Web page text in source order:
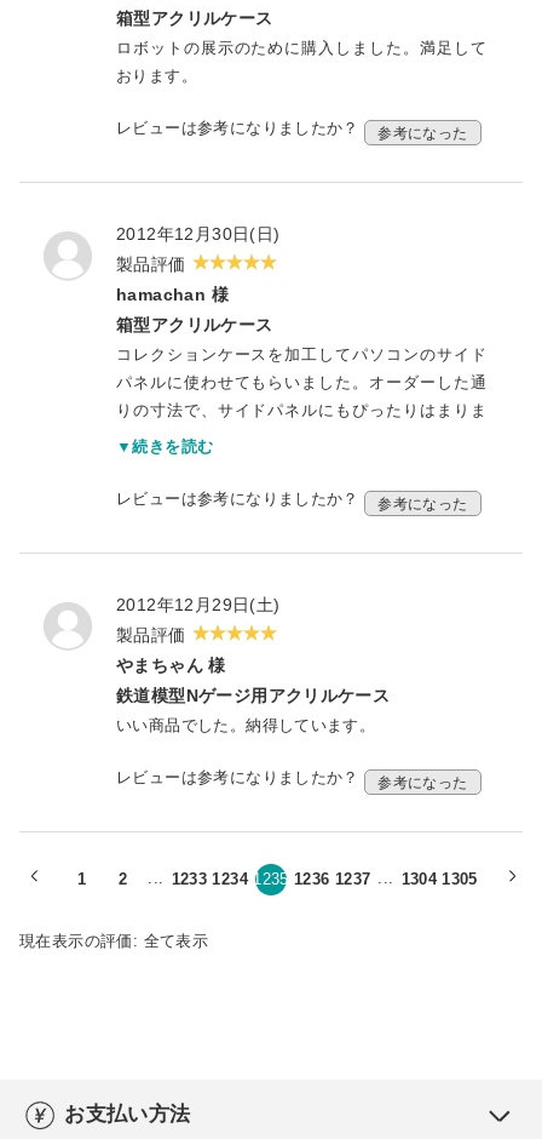
て、大変喜んでいらっしゃいました。この贈答の
場は、運動部の創立記念式典だったのですが、そ
の場で帯をケースに納めて披露し、皆さんからの
ご担当者様、製作に当たって下さった職人の方に
ました。
箱型アクリルケース
ロボットの展示のために購入しました。満足して
おります。
レビューは参考になりましたか？ 参考になった
2012年12月30日(日)
製品評価
hamachan 様
箱型アクリルケース
コレクションケースを加工してパソコンのサイド
パネルに使わせてもらいました。オーダーした通
りの寸法で、サイドパネルにもぴったりはまりま
した。大型のCPUクーラーを搭載するにあたって
って加工するのに御社のHPを見つけましたが、オ
ーダーで作れると知り、自分で加工したらここま
できれいなものにはならなかっただろうと思い非
箱型ではなく、面取りをした多角形でサイドパネ
ルを作り変えたいと思いますが、今は大満足で
す。
▼続きを読む
レビューは参考になりましたか？ 参考になった
2012年12月29日(土)
製品評価
やまちゃん 様
鉄道模型Nゲージ用アクリルケース
いい商品でした。納得しています。
レビューは参考になりましたか？ 参考になった
1 2 1233 1234 1235 1236 1237 1304 1305
現在表示の評価: 全て表示
お支払い方法